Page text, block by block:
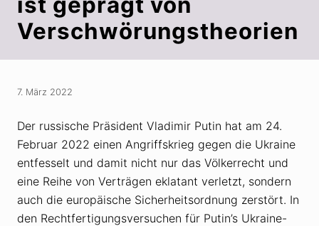
Verschwörungstheorien
7. März 2022
Der russische Präsident Vladimir Putin hat am 24.
Februar 2022 einen Angriffskrieg gegen die Ukraine
entfesselt und damit nicht nur das Völkerrecht und
eine Reihe von Verträgen eklatant verletzt, sondern
auch die europäische Sicherheitsordnung zerstört. In
den Rechtfertigungsversuchen für Putin’s Ukraine-